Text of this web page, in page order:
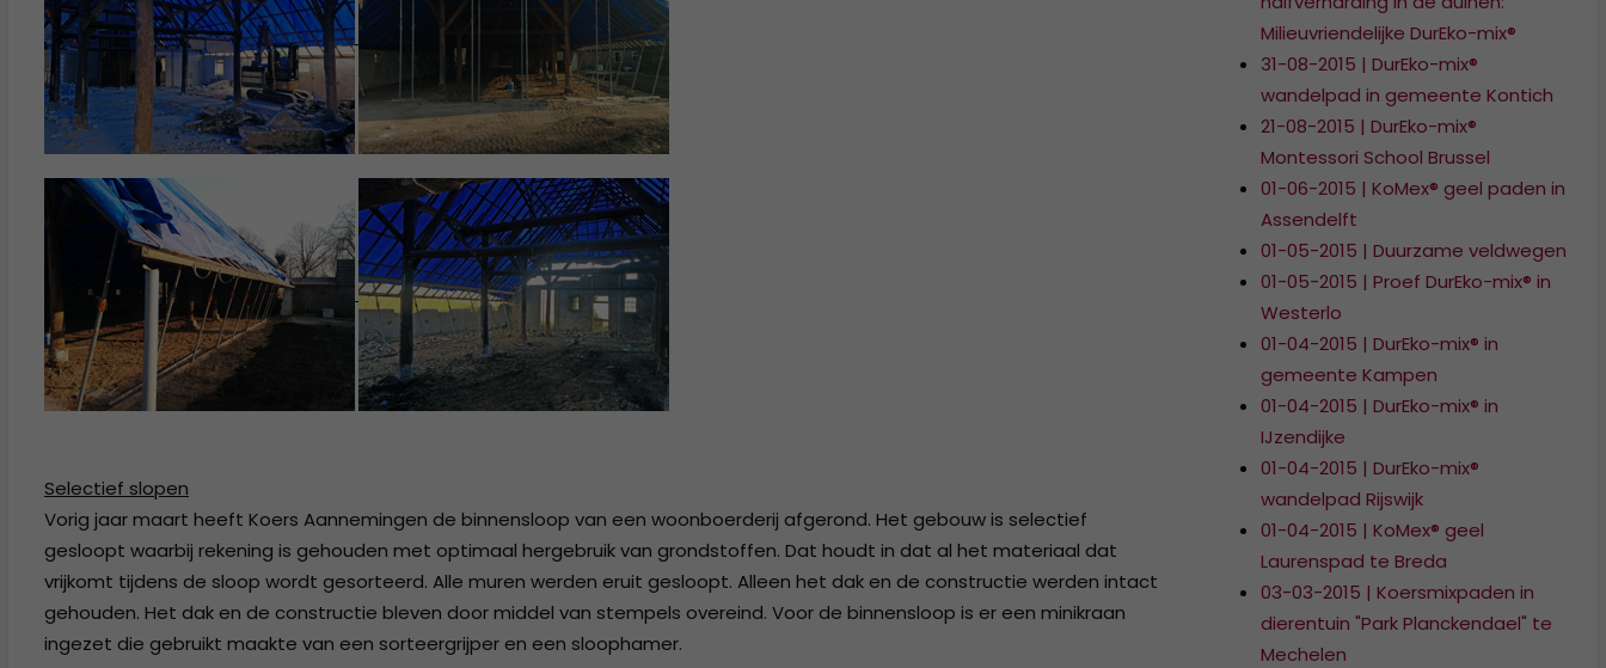
2018
2017
2016
2014
2013
2011
2010
2006
Selectief slopen
Vorig jaar maart heeft Koers Aannemingen de binnensloop van een woonboerderij afgerond. Het gebouw is selectief
gesloopt waarbij rekening is gehouden met optimaal hergebruik van grondstoffen. Dat houdt in dat al het materiaal dat
vrijkomt tijdens de sloop wordt gesorteerd. Alle muren werden eruit gesloopt. Alleen het dak en de constructie werden intact
gehouden. Het dak en de constructie bleven door middel van stempels overeind. Voor de binnensloop is er een minikraan
ingezet die gebruikt maakte van een sorteergrijper en een sloophamer.
Milieuvriendelijke DurEko-mix®
31-08-2015 | DurEko-mix®
wandelpad in gemeente Kontich
21-08-2015 | DurEko-mix®
Montessori School Brussel
01-06-2015 | KoMex® geel paden in
Assendelft
01-05-2015 | Duurzame veldwegen
01-05-2015 | Proef DurEko-mix® in
Westerlo
01-04-2015 | DurEko-mix® in
gemeente Kampen
01-04-2015 | DurEko-mix® in
IJzendijke
01-04-2015 | DurEko-mix®
wandelpad Rijswijk
01-04-2015 | KoMex® geel
Laurenspad te Breda
03-03-2015 | Koersmixpaden in
dierentuin "Park Planckendael" te
Mechelen